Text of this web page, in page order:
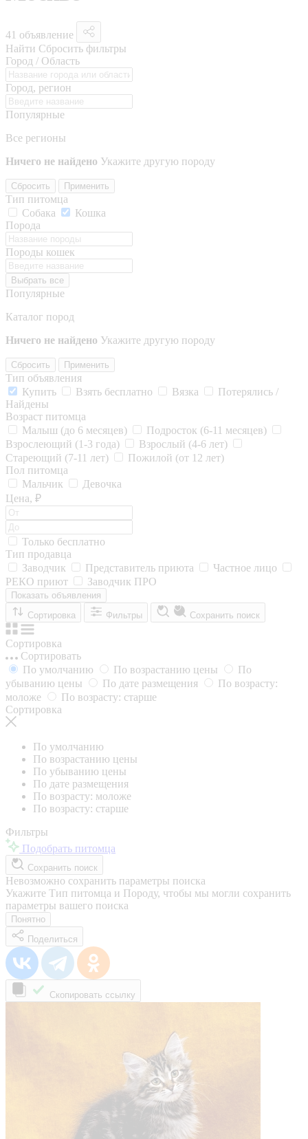
41 объявление
Найти Сбросить фильтры
Город / Область
Город, регион
Популярные
Все регионы
Ничего не найдено Укажите другую породу
Сбросить Применить
Тип питомца
Собака
Кошка
Порода
Породы кошек
Выбрать все
Популярные
Каталог пород
Ничего не найдено Укажите другую породу
Сбросить Применить
Тип объявления
Купить
Взять бесплатно Вязка
Потерялись /
Найдены
Возраст питомца
Малыш (до 6 месяцев)
Подросток (6-11 месяцев)
Взрослеющий (1-3 года)
Взрослый (4-6 лет)
Стареющий (7-11 лет)
Пожилой (от 12 лет)
Пол питомца
Мальчик
Девочка
Цена, ₽
Только бесплатно
Тип продавца
Заводчик
Представитель приюта
Частное лицо
РЕКО приют
Заводчик ПРО
Показать объявления
Сортировка
Фильтры Сохранить поиск
Сортировка
Сортировать
По умолчанию
По возрастанию цены
По
убыванию цены
По дате размещения
По возрасту:
моложе
По возрасту: старше
Сортировка
По умолчанию
По возрастанию цены
По убыванию цены
По дате размещения
По возрасту: моложе
По возрасту: старше
Фильтры
Подобрать питомца
Сохранить поиск
Невозможно сохранить параметры поиска
Укажите Тип питомца и Породу, чтобы мы могли сохранить
параметры вашего поиска
Понятно
Поделиться
Скопировать ссылку